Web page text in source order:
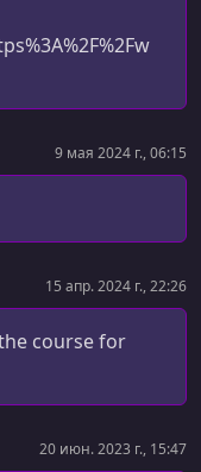
00:07:51
00:08:53
00:10:18
00:04:14
9 мая 2024 г., 06:15
15 апр. 2024 г., 22:26
course for
20 июн. 2023 г., 15:47